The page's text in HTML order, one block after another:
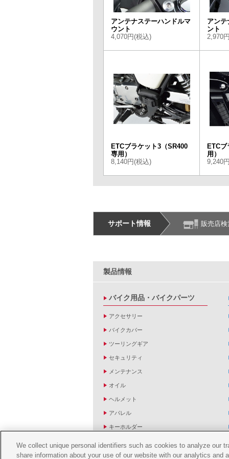
アンテナステーハンドルマ
ウント
4,070円(税込)
アンテ
ント
2,970
ETCブラケット3（SR400
専用）
8,140円(税込)
ETC
用）
9,240
サポート情報 販売店検
製品情報
バイク用品・バイクパーツ
アクセサリー
バイクカバー
ツーリングギア
セキュリティ
メンテナンス
オイル
ヘルメット
アパレル
キーホルダー
バイク雑貨
We collect unique personal identifiers such as cookies to analyze our
share information about your use of our website with our analytics and